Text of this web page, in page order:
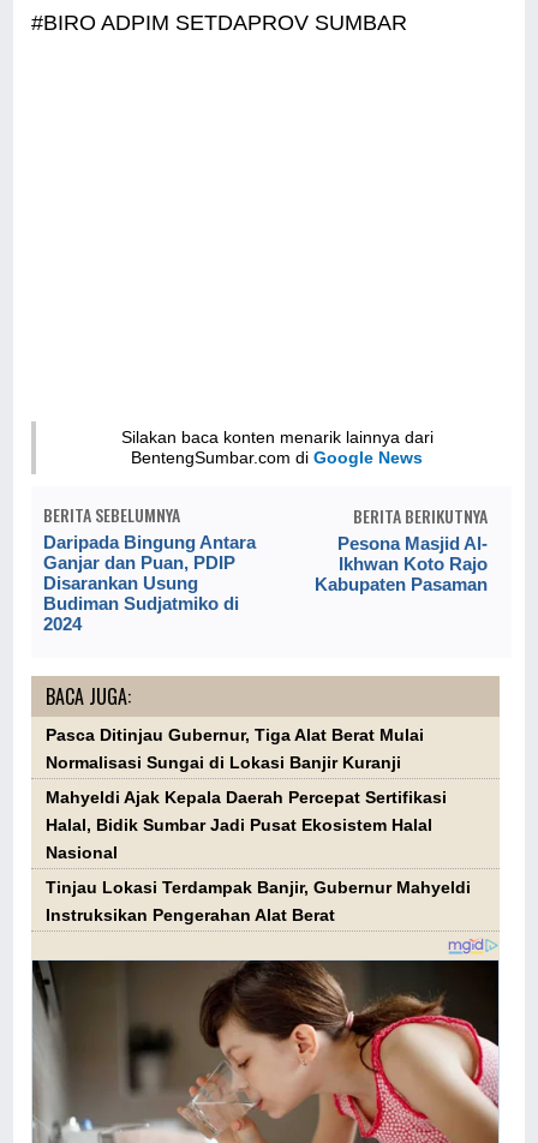
#BIRO ADPIM SETDAPROV SUMBAR
Silakan baca konten menarik lainnya dari
BentengSumbar.com diGoogle News
BERITA SEBELUMNYA
Daripada Bingung Antara
Ganjar dan Puan, PDIP
Disarankan Usung
Budiman Sudjatmiko di
2024
BERITA BERIKUTNYA
Pesona Masjid Al-
Ikhwan Koto Rajo
Kabupaten Pasaman
BACA JUGA:
Pasca Ditinjau Gubernur, Tiga Alat Berat Mulai
Normalisasi Sungai di Lokasi Banjir Kuranji
Mahyeldi Ajak Kepala Daerah Percepat Sertifikasi
Halal, Bidik Sumbar Jadi Pusat Ekosistem Halal
Nasional
Tinjau Lokasi Terdampak Banjir, Gubernur Mahyeldi
Instruksikan Pengerahan Alat Berat